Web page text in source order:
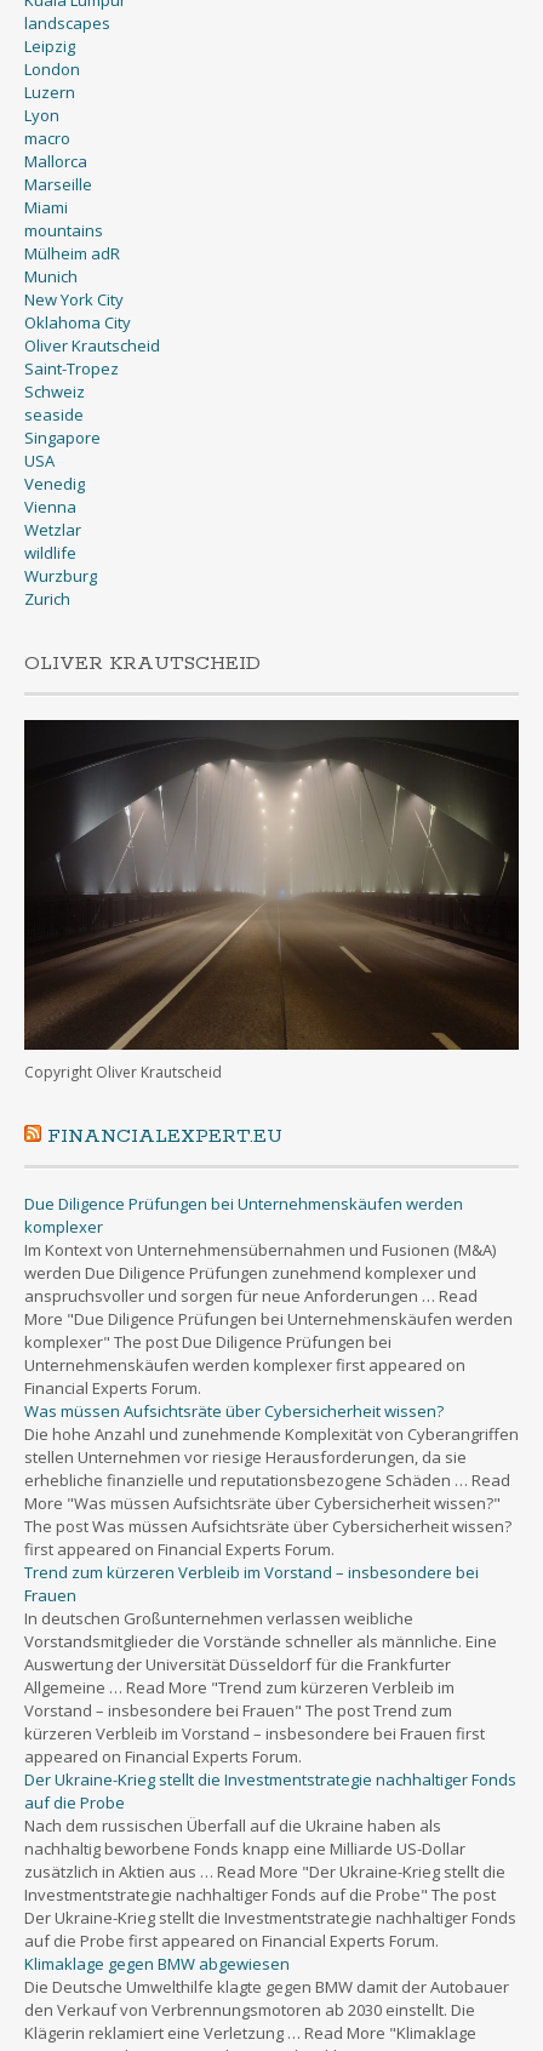
landscapes
Leipzig
London
Luzern
Lyon
macro
Mallorca
Marseille
Miami
mountains
Mülheim adR
Munich
New York City
Oklahoma City
Oliver Krautscheid
Saint-Tropez
Schweiz
seaside
Singapore
USA
Venedig
Vienna
Wetzlar
wildlife
Wurzburg
Zurich
OLIVER KRAUTSCHEID
Copyright Oliver Krautscheid
FINANCIALEXPERT.EU
Due Diligence Prüfungen bei Unternehmenskäufen werden
komplexer
Im Kontext von Unternehmensübernahmen und Fusionen (M&A)
werden Due Diligence Prüfungen zunehmend komplexer und
anspruchsvoller und sorgen für neue Anforderungen … Read
More "Due Diligence Prüfungen bei Unternehmenskäufen werden
komplexer" The post Due Diligence Prüfungen bei
Unternehmenskäufen werden komplexer first appeared on
Financial Experts Forum.
Was müssen Aufsichtsräte über Cybersicherheit wissen?
Die hohe Anzahl und zunehmende Komplexität von Cyberangriffen
stellen Unternehmen vor riesige Herausforderungen, da sie
erhebliche finanzielle und reputationsbezogene Schäden … Read
More "Was müssen Aufsichtsräte über Cybersicherheit wissen?"
The post Was müssen Aufsichtsräte über Cybersicherheit wissen?
first appeared on Financial Experts Forum.
Trend zum kürzeren Verbleib im Vorstand – insbesondere bei
Frauen
In deutschen Großunternehmen verlassen weibliche
Vorstandsmitglieder die Vorstände schneller als männliche. Eine
Auswertung der Universität Düsseldorf für die Frankfurter
Allgemeine … Read More "Trend zum kürzeren Verbleib im
Vorstand – insbesondere bei Frauen" The post Trend zum
kürzeren Verbleib im Vorstand – insbesondere bei Frauen first
appeared on Financial Experts Forum.
Der Ukraine-Krieg stellt die Investmentstrategie nachhaltiger Fonds
auf die Probe
Nach dem russischen Überfall auf die Ukraine haben als
nachhaltig beworbene Fonds knapp eine Milliarde US-Dollar
zusätzlich in Aktien aus … Read More "Der Ukraine-Krieg stellt die
Investmentstrategie nachhaltiger Fonds auf die Probe" The post
Der Ukraine-Krieg stellt die Investmentstrategie nachhaltiger Fonds
auf die Probe first appeared on Financial Experts Forum.
Klimaklage gegen BMW abgewiesen
Die Deutsche Umwelthilfe klagte gegen BMW damit der Autobauer
den Verkauf von Verbrennungsmotoren ab 2030 einstellt. Die
Klägerin reklamiert eine Verletzung … Read More "Klimaklage